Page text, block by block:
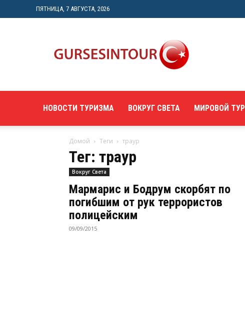
ПЯТНИЦА, 7 АВГУСТА, 2026
—
познавательный
туристический
НОВОСТИ ТУРИЗМА ВОКРУГ СВЕТА МИРОВОЙ
Домой Теги траур
Тег: траур
Вокруг Света
Мармарис и Бодрум скорбят по
погибшим от рук террористов
полицейским
09/09/2015